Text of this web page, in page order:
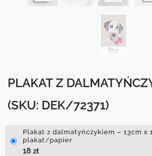
PLAKAT Z
(SKU: DEK/72371)
Plakat z dalmatyńczykiem – 13cm x
plakat/papier
18 zł